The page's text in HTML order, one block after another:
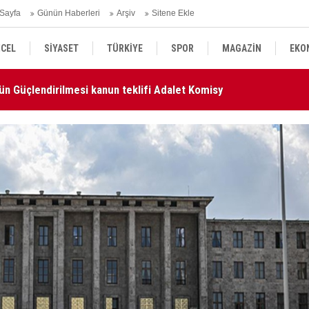
Günün Haberleri Arşiv Sitene Ekle
SİYASET TÜRKİYE SPOR MAGAZİN
SANAT DÜNYA SAĞLIK
Güçlendirilmesi kanun teklifi Adalet Komisyonu'nda kabul